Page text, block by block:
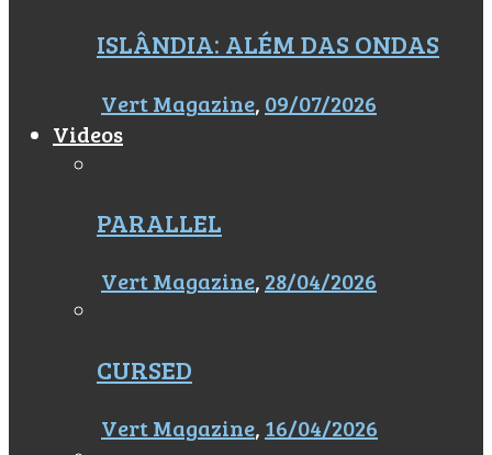
ISLÂNDIA: ALÉM DAS ONDAS
Vert Magazine, 09/07/2026
Videos
PARALLEL
Vert Magazine, 28/04/2026
CURSED
Vert Magazine, 16/04/2026